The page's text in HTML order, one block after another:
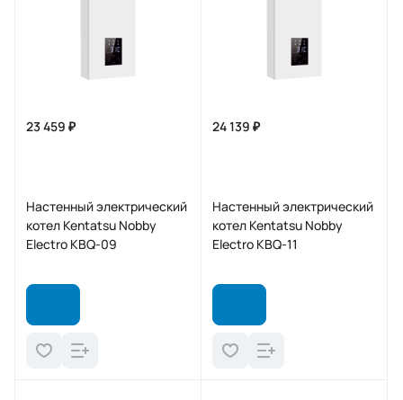
23 459 ₽
Настенный электрический
котел Kentatsu Nobby
Electro KBQ-09
24 139 ₽
Настенный электрический
котел Kentatsu Nobby
Electro KBQ-11